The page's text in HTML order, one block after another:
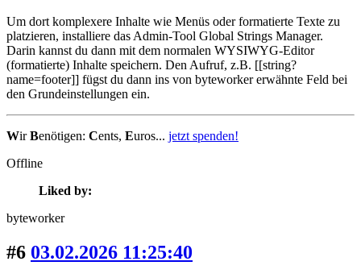
Um dort komplexere Inhalte wie Menüs oder formatierte Texte zu
platzieren, installiere das Admin-Tool Global Strings Manager.
Darin kannst du dann mit dem normalen WYSIWYG-Editor
(formatierte) Inhalte speichern. Den Aufruf, z.B. [[string?
name=footer]] fügst du dann ins von byteworker erwähnte Feld bei
den Grundeinstellungen ein.
WirBenötigen: Cents, Euros... jetzt spenden!
Offline
Liked by:
byteworker
#6 03.02.2026 11:25:40